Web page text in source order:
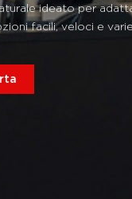
ideato per
facili, veloci e